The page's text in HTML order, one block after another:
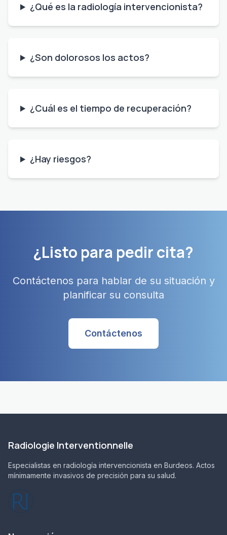
¿Qué es la radiología intervencionista?
¿Son dolorosos los actos?
¿Cuál es el tiempo de recuperación?
¿Hay riesgos?
¿Listo para pedir cita?
Contáctenos para hablar de su situación y
planificar su consulta
Contáctenos
Radiologie Interventionnelle
Especialistas en radiología intervencionista en Burdeos. Actos
mínimamente invasivos de precisión para su salud.